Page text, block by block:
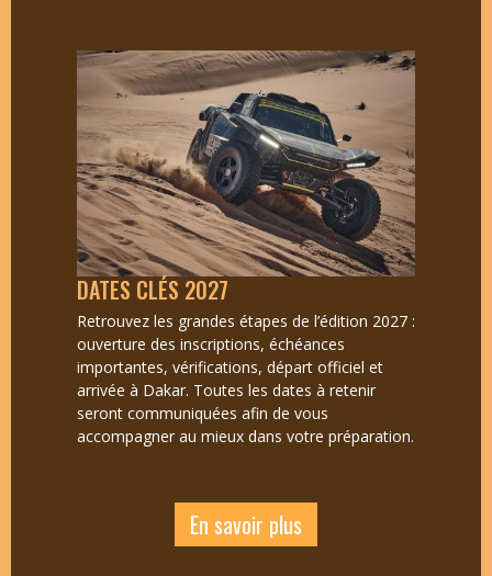
DATES CLÉS 2027
Retrouvez les grandes étapes de l’édition 2027 :
ouverture des inscriptions, échéances
importantes, vérifications, départ officiel et
arrivée à Dakar. Toutes les dates à retenir
seront communiquées afin de vous
accompagner au mieux dans votre préparation.
En savoir plus